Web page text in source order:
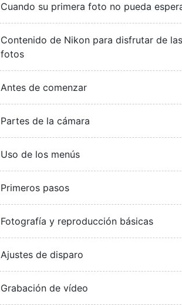
Cuando su primera foto no pueda
Contenido de Nikon para disfrutar de las
fotos
Antes de comenzar
Partes de la cámara
Uso de los menús
Primeros pasos
Fotografía y reproducción básicas
Ajustes de disparo
Grabación de vídeo